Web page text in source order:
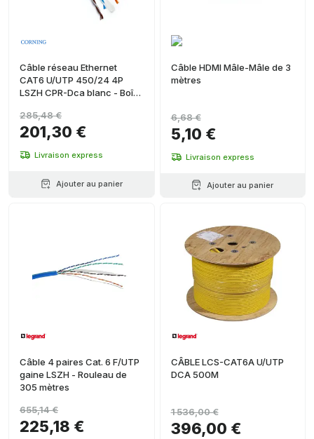
Câble réseau Ethernet
CAT6 U/UTP 450/24 4P
LSZH CPR-Dca blanc - Boîte
201,30 €
285,48 €
Livraison express
Ajouter au panier
Câble HDMI Mâle-Mâle de 3
mètres
5,10 €
6,68 €
Livraison express
Ajouter au panier
Câble 4 paires Cat. 6 F/UTP
gaine LSZH - Rouleau de
305 mètres
225,18 €
655,14 €
CÂBLE LCS-CAT6A U/UTP
DCA 500M
396,00 €
1 536,00 €